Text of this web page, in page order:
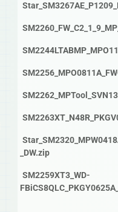
_DW.zip
SM2259XT3_WD-